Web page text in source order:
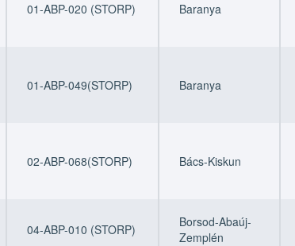
01-ABP-020 (STORP) Baranya
01-ABP-049(STORP) Baranya
02-ABP-068(STORP) Bács-Kiskun
04-ABP-010 (STORP)
Borsod-Abaúj-
Zemplén